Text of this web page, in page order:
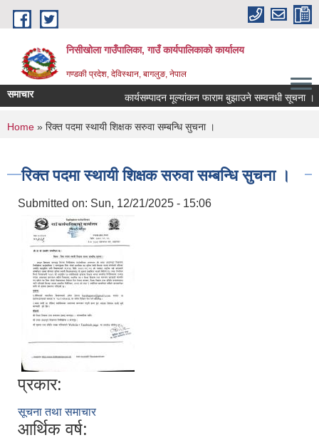
Skip to main content
निसीखोला गाउँपालिका, गाउँ कार्यपालिकाको कार्यालय
गण्डकी प्रदेश, देविस्थान, बागलुङ, नेपाल
समाचार कार्यसम्पादन मूल्यांकन फाराम बुझाउने सम्वनधी सूचना ।
You are here
Home » रिक्त पदमा स्थायी शिक्षक सरुवा सम्बन्धि सुचना ।
रिक्त पदमा स्थायी शिक्षक सरुवा सम्बन्धि सुचना ।
Submitted on: Sun, 12/21/2025 - 15:06
प्रकार:
सूचना तथा समाचार
आर्थिक वर्ष: